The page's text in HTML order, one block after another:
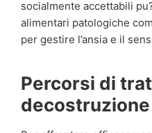
socialmente accettabili
alimentari patologiche
per gestire l’ansia e il
Percorsi di
decostruzione